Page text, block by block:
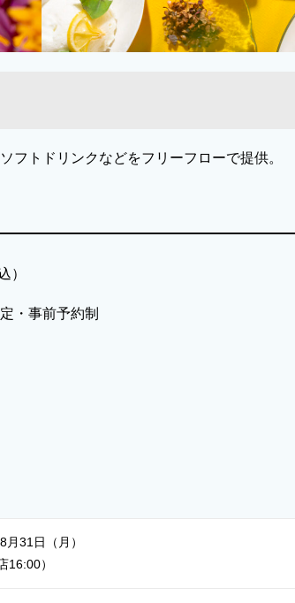
フトドリンクなどをフリーフローで提供。
）
・事前予約制
31日（月）
16:00）